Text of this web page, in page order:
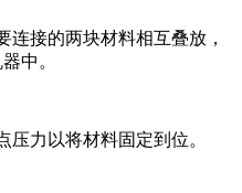
连接的两块材料相互叠放，
中。
压力以将材料固定到位。